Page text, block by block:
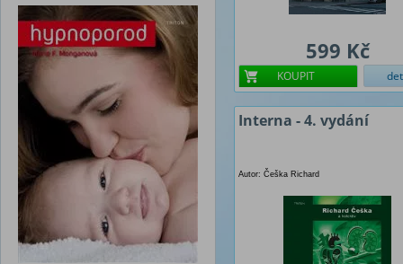
599 Kč
KOUPIT
Interna - 4. vydání
Autor: Češka Richard